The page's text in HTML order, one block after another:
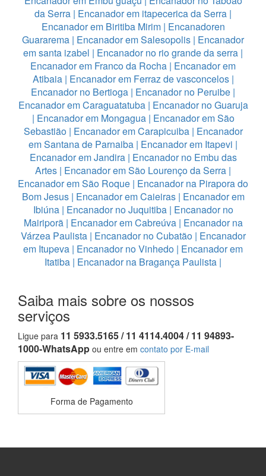
da Serra | Encanador em itapecerica da Serra |
Encanador em Biritiba Mirim| Encanadoren
Guararema | Encanador em Salesopolis | Encanador
em santa izabel | Encanador no rio grande da serra |
Encanador em Franco da Rocha | Encanador em
Atibaia| Encanador em Ferraz de vasconcelos|
Encanador no Bertioga | Encanador no Peruibe |
Encanador em Caraguatatuba| Encanador no Guaruja
| Encanador em Mongagua| Encanador em São
Sebastião| Encanador em Carapicuiba| Encanador
em Santana de Parnaiba | Encanador em Itapevi |
Encanador em Jandira| Encanador no Embu das
Artes | Encanador em São Lourenço da Serra |
Encanador em São Roque | Encanador na Pirapora do
Bom Jesus| Encanador em Caieiras| Encanador em
Ibiúna| Encanador no Juquitiba| Encanador no
Mairiporã| Encanador em Cabreúva| Encanador na
Várzea Paulista| Encanador no Cubatão| Encanador
em Itupeva | Encanador no Vinhedo | Encanador em
Itatiba | Encanador na Bragança Paulista |
Saiba mais sobre os nossos
serviços
Ligue para 11 5933.5165 / 11 4114.4004 / 11 94893-
1000-WhatsApp ou entre em contato por E-mail
Forma de Pagamento